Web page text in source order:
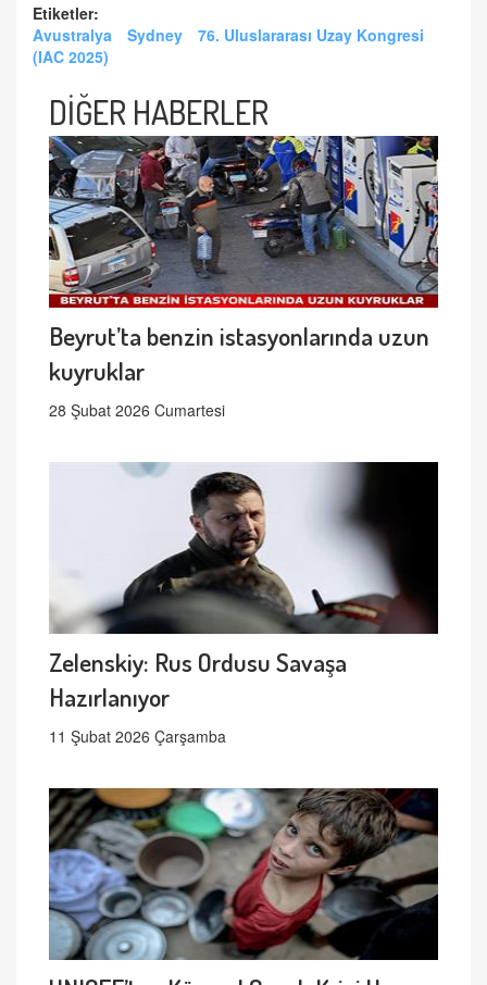
Etiketler:
Avustralya
Sydney
76. Uluslararası Uzay Kongresi
(IAC 2025)
DİĞER HABERLER
Beyrut’ta benzin istasyonlarında uzun
kuyruklar
28 Şubat 2026 Cumartesi
Zelenskiy: Rus Ordusu Savaşa
Hazırlanıyor
11 Şubat 2026 Çarşamba